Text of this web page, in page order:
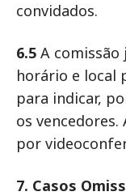
convidados.
6.5 A comissão
horário e local
para indicar,
os
por
7. Casos